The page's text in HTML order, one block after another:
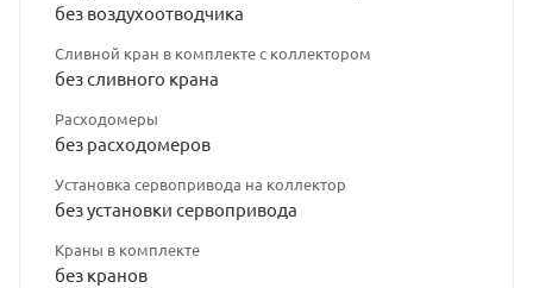
без воздухоотводчика
Сливной кран в комплекте с коллектором
без сливного крана
Расходомеры
без расходомеров
Установка сервопривода на коллектор
без установки сервопривода
Краны в комплекте
без кранов